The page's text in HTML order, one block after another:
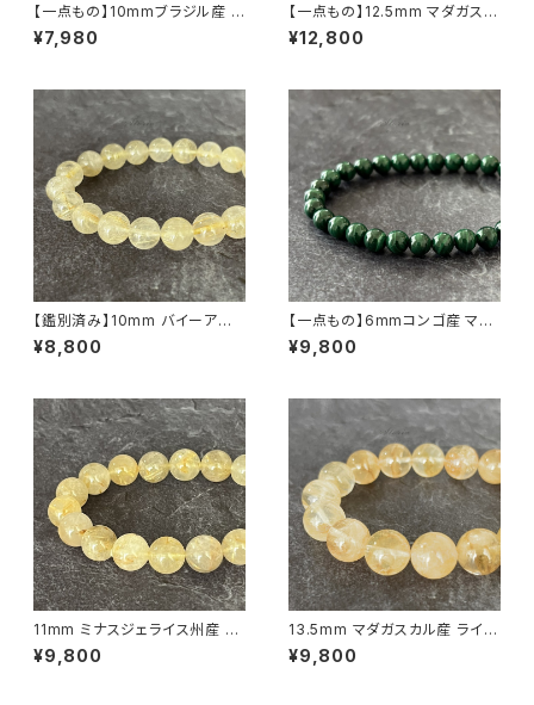
【一点もの】10mmブラジル産 ソ
ーダライト ブレスレット【鑑別済
み】
¥7,980
【一点もの】12.5mm マダガスカ
ル産 ミルキー ラベンダーアメジ
スト（紫水晶）ブレスレット【鑑別
¥12,800
【鑑別済み】10mm バイーア州
産 ゴールデン ルチルクォーツ ブ
レスレット【画像現物・RT02】
¥8,800
【一点もの】6mmコンゴ産 マラ
カイト ブレスレット【鑑別済み】
¥9,800
11mm ミナスジェライス州産 ゴ
ールデン ルチルクォーツ ブレス
レット【鑑別済み・画像現物・RT
¥9,800
13.5mm マダガスカル産 ライモ
ナイトインクォーツ ブレスレット
【画像現物】
¥9,800